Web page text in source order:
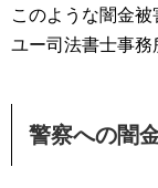
このような闇金
ユー司法書士事務
警察への闇